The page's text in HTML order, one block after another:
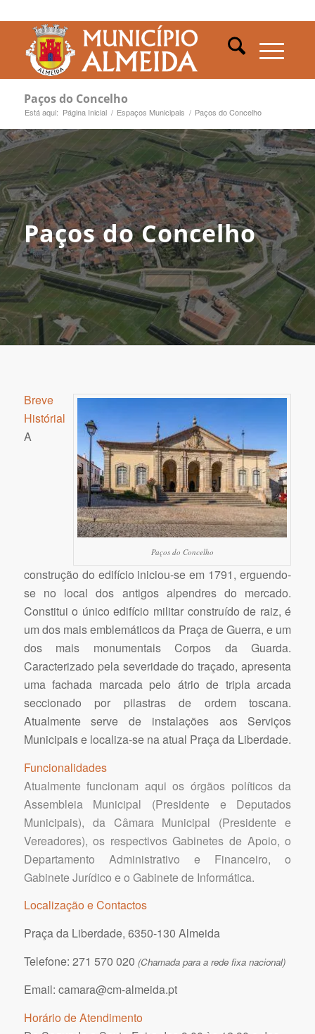
Paços do Concelho
Está aqui: Página Inicial / Espaços Municipais / Paços do Concelho
Paços do Concelho
Paços do Concelho
Breve
Histórial
A
construção do edifício iniciou-se em 1791, erguendo-
se no local dos antigos alpendres do mercado.
Constitui o único edifício militar construído de raiz, é
um dos mais emblemáticos da Praça de Guerra, e um
dos mais monumentais Corpos da Guarda.
Caracterizado pela severidade do traçado, apresenta
uma fachada marcada pelo átrio de tripla arcada
seccionado por pilastras de ordem toscana.
Atualmente serve de instalações aos Serviços
Municipais e localiza-se na atual Praça da Liberdade.
Funcionalidades
Atualmente funcionam aqui os órgãos políticos da
Assembleia Municipal (Presidente e Deputados
Municipais), da Câmara Municipal (Presidente e
Vereadores), os respectivos Gabinetes de Apoio, o
Departamento Administrativo e Financeiro, o
Gabinete Jurídico e o Gabinete de Informática.
Localização e Contactos
Praça da Liberdade, 6350-130 Almeida
Telefone: 271 570 020 (Chamada para a rede fixa nacional)
Email: camara@cm-almeida.pt
Horário de Atendimento